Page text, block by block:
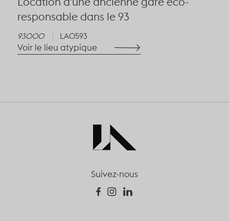
responsable dans le 93
93000 LA0593
Voir le lieu atypique
Suivez-nous